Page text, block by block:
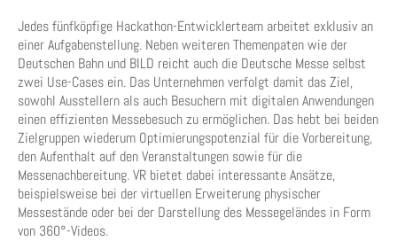
Jedes fünfköpfige Hackathon-Entwicklerteam arbeitet exklusiv an
einer Aufgabenstellung. Neben weiteren Themenpaten wie der
Deutschen Bahn und BILD reicht auch die Deutsche Messe selbst
zwei Use-Cases ein. Das Unternehmen verfolgt damit das Ziel,
sowohl Ausstellern als auch Besuchern mit digitalen Anwendungen
einen effizienten Messebesuch zu ermöglichen. Das hebt bei beiden
Zielgruppen wiederum Optimierungspotenzial für die Vorbereitung,
den Aufenthalt auf den Veranstaltungen sowie für die
Messenachbereitung. VR bietet dabei interessante Ansätze,
beispielsweise bei der virtuellen Erweiterung physischer
Messestände oder bei der Darstellung des Messegeländes in Form
von 360°-Videos.